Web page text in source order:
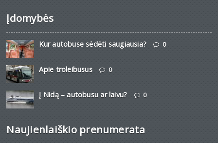
Įdomybės
Kur autobuse sėdėti saugiausia? 0
Apie troleibusus 0
Į Nidą – autobusu ar laivu? 0
Naujienlaiškio prenumerata